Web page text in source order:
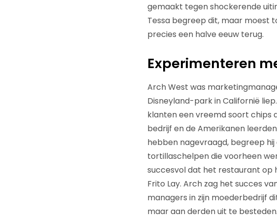
gemaakt tegen shockerende
Tessa begreep dit, maar moest
precies een halve eeuw terug.
Experimenteren
Arch West was
Disneyland-park in Californië
klanten een vreemd soort chips
bedrijf en de Amerikanen
hebben nagevraagd, begreep
tortillaschelpen die voorheen
succesvol dat het restaurant op
Frito Lay. Arch zag het succes
managers in zijn moederbedrijf
maar aan derden uit te